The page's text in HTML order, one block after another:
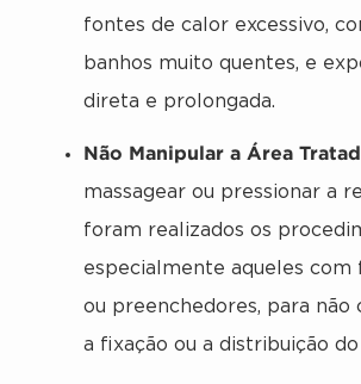
fontes de calor excessivo,
banhos muito quentes, e
direta e prolongada.
Não Manipular a Área
massagear ou pressionar a
foram realizados os
especialmente aqueles com
ou preenchedores, para
a fixação ou a distribuição